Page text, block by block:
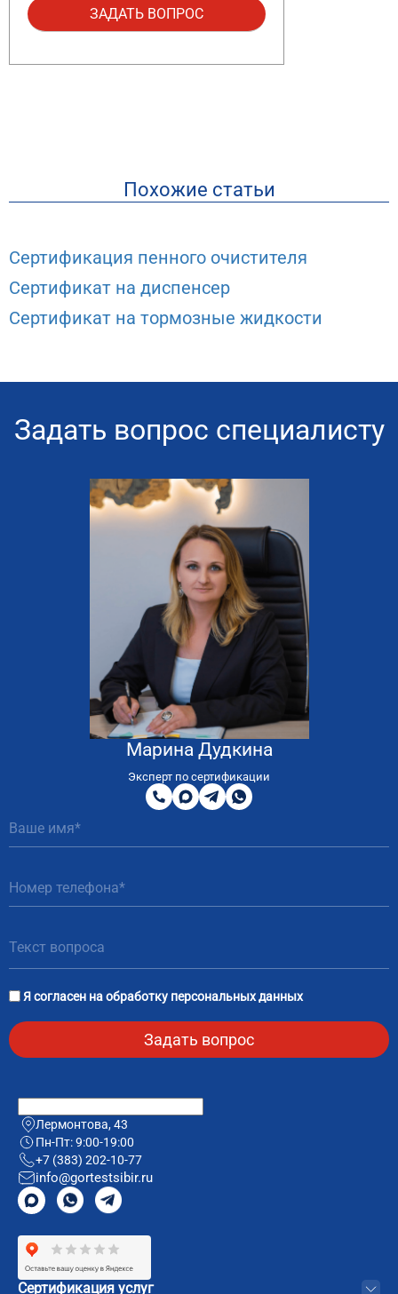
Похожие статьи
Сертификация пенного очистителя
Сертификат на диспенсер
Сертификат на тормозные жидкости
Задать вопрос специалисту
Марина Дудкина
Эксперт по сертификации
8
800
200
51
MAXTelegram
WhatsApp
Я согласен наобработку персональных данных
Сертификация услуг
Лермонтова, 43
Пн-Пт: 9:00-19:00
+7 (383) 202-10-77
info@gortestsibir.ru